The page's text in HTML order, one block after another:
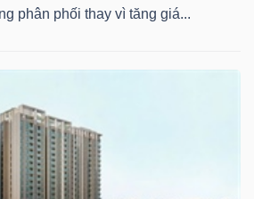
phân phối thay vì tăng giá...